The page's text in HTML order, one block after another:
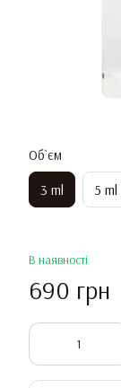
Об`єм
3 ml 5 ml
В наявності
690 грн